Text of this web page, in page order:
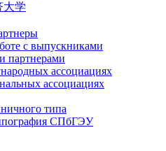
大学
с выпускниками
партнерами
ассоциациях
ассоциациях
типа
СПбГЭУ